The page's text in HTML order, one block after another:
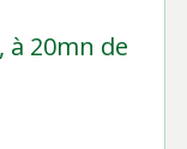
à 20mn de